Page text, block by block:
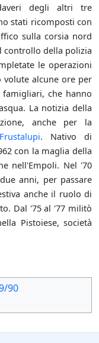
degli altri tre
stati ricomposti con
sulla corsia nord
controllo della polizia
le operazioni
volute alcune ore per
che hanno
La notizia della
anche per la
. Nativo di
con la maglia della
nell'Empoli. Nel '70
anni, per passare
anche il ruolo di
Dal '75 al '77 militò
Pistoiese, società
90